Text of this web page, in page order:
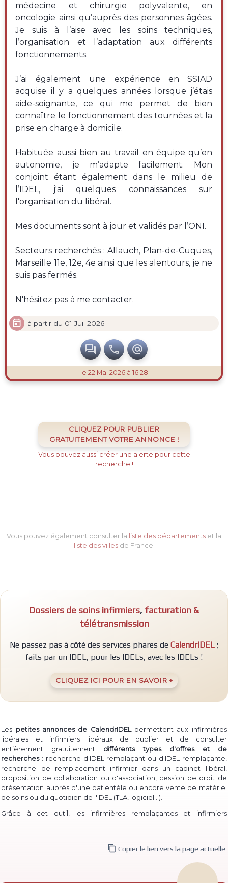
médecine et chirurgie polyvalente, en
oncologie ainsi qu’auprès des personnes âgées.
Je suis à l’aise avec les soins techniques,
l’organisation et l’adaptation aux différents
fonctionnements.
J’ai également une expérience en SSIAD
acquise il y a quelques années lorsque j’étais
aide-soignante, ce qui me permet de bien
connaître le fonctionnement des tournées et la
prise en charge à domicile.
Habituée aussi bien au travail en équipe qu’en
autonomie, je m’adapte facilement. Mon
conjoint étant également dans le milieu de
l’IDEL, j'ai quelques connaissances sur
l'organisation du libéral.
Mes documents sont à jour et validés par l’ONI.
Secteurs recherchés : Allauch, Plan-de-Cuques,
Marseille 11e, 12e, 4e ainsi que les alentours, je ne
suis pas fermés.
N'hésitez pas à me contacter.
 à partir du 01 Juil 2026
  
le 22 Mai 2026 à 16:28
CLIQUEZ POUR PUBLIER
GRATUITEMENT VOTRE ANNONCE !
Vous pouvez aussi créer une alerte pour cette
recherche !
Vous pouvez également consulter la liste des départements et la
liste des villesde France.
Dossiers de soins infirmiers, facturation &
télétransmission
Ne passez pas à côté des services phares de CalendrIDEL ;
faits par un IDEL, pour les IDELs, avec les IDELs !
CLIQUEZ ICI POUR EN SAVOIR +
Les petites annonces de CalendrIDELpermettent aux infirmières
libérales et infirmiers libéraux de publier et de consulter
entièrement gratuitement différents types d'offres et de
recherches: recherche d'IDEL remplaçant ou d'IDEL remplaçante,
recherche de remplacement infirmier dans un cabinet libéral,
proposition de collaboration ou d'association, cession de droit de
présentation auprès d'une patientèle ou encore vente de matériel
de soins ou du quotidien de l'IDEL (TLA, logiciel...)
Grâce à cet outil, les infirmières remplaçantes et infirmiers
consulter les annonces de recherche
remplaçante et d'infirmier libéral remplaçant déjà publiées.
De même, des infirmières ou infirmiers titulaires peuvent aisément
recherche de collaborateur ou de collaboratrice
, ou
 Copier le lien vers la page actuelle